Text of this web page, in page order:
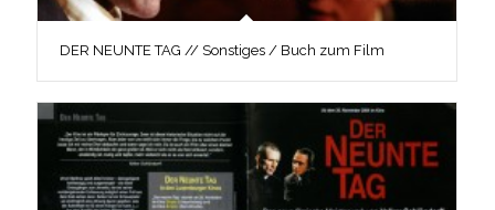
DER NEUNTE TAG // Sonstiges / Buch zum Film